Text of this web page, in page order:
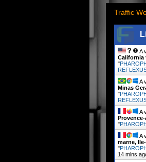
Traffic
A
California
"
A
Minas
"
A
"
A
marne,
"
14 mins